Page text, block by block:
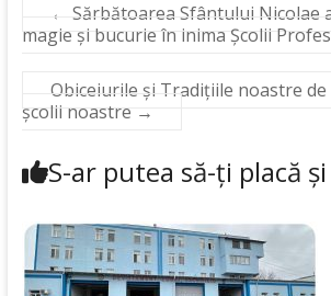
←
Sărbătoarea Sfântului Nicolae
magie și bucurie în inima Școlii
Obiceiurile și Tradițiile noastre de
școlii noastre →
S-ar putea să-ți placă și